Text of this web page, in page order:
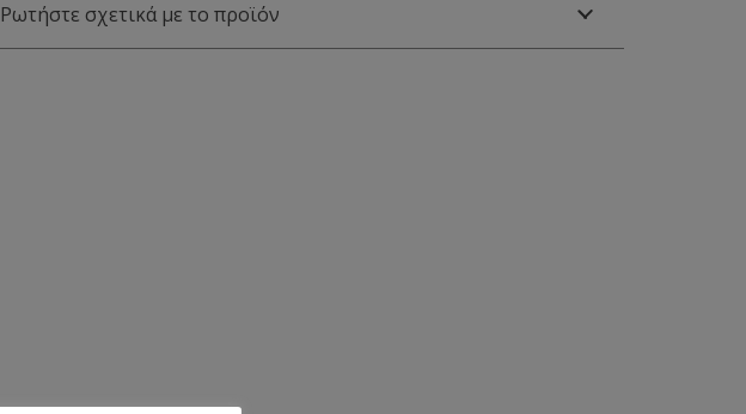
Ρωτήστε σχετικά με το προϊόν